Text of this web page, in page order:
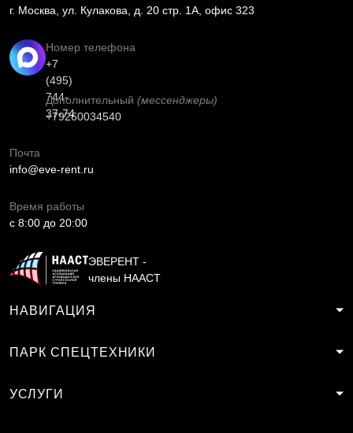
г. Москва, ул. Кулакова, д. 20 стр. 1А, офис 323
Номер телефона
+7
(495)
744-
37-74
Дополнительный (мессенджеры)
+79260034540
Почта
info@eve-rent.ru
Время работы
c 8:00 до 20:00
ЭВЕРЕНТ -
члены НААСТ
НАВИГАЦИЯ
ПАРК СПЕЦТЕХНИКИ
УСЛУГИ